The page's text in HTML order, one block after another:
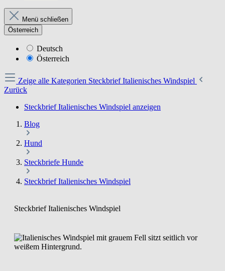
Menü schließen
Österreich
Deutsch
Österreich
Zeige alle Kategorien Steckbrief Italienisches Windspiel
Zurück
Steckbrief Italienisches Windspiel anzeigen
Blog
Hund
Steckbriefe Hunde
Steckbrief Italienisches Windspiel
Steckbrief Italienisches Windspiel